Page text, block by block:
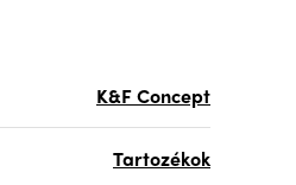
K&F Concept
Tartozékok